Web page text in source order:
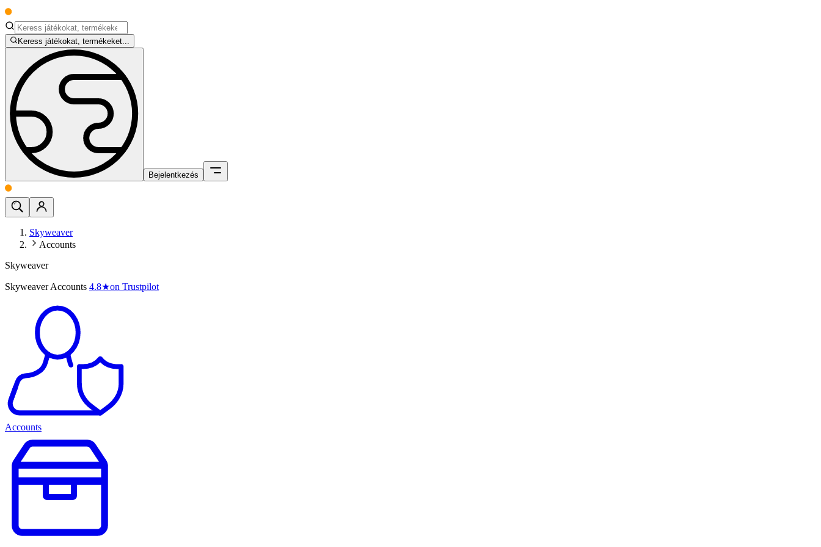
Keress játékokat, termékeket...
Bejelentkezés
Skyweaver
Accounts
Skyweaver
Skyweaver Accounts 4.8★on Trustpilot
Accounts